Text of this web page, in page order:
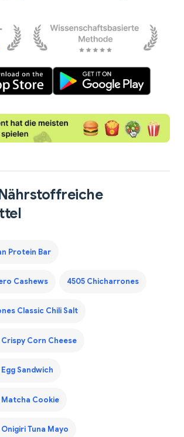
Protein Bar
Cashews 4505 Chicharrones
Classic Chili Salt
Corn Cheese
Sandwich
Matcha Cookie
Tuna Mayo